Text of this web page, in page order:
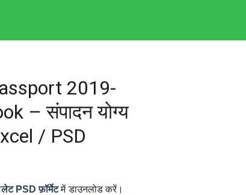
2019-
– संपादन योग्य
/ PSD
PSD फ़ॉर्मेटमें डाउनलोड करें।